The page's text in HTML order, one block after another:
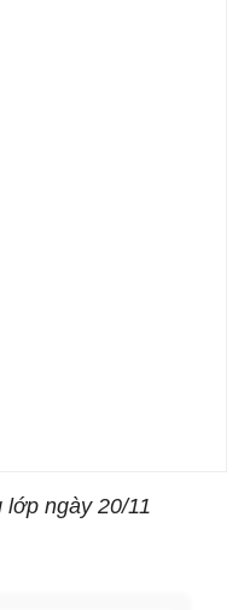
lớp ngày 20/11